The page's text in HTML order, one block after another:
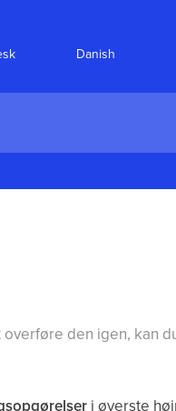
den igen, kan
i øverste